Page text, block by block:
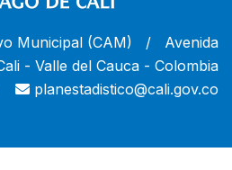
Municipal (CAM) / Avenida
- Valle del Cauca - Colombia
planestadistico@cali.gov.co